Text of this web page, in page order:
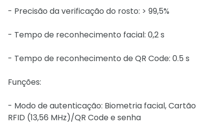
- Precisão da verificação do rosto: > 99,5%
- Tempo de reconhecimento facial: 0,2 s
- Tempo de reconhecimento de QR Code: 0.5 s
Funções:
- Modo de autenticação: Biometria facial, Cartão
RFID (13,56 MHz)/QR Code e senha